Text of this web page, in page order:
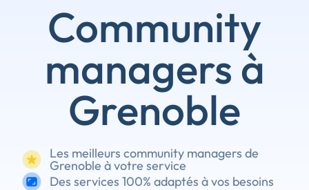
Community
managers à
Grenoble
Les meilleurs community managers de
Grenoble à votre service
Des services 100% adaptés à vos besoins